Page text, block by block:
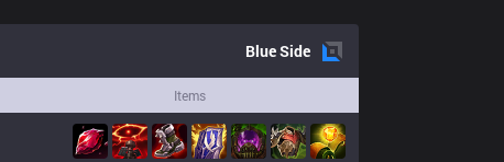
BlueSide
Items